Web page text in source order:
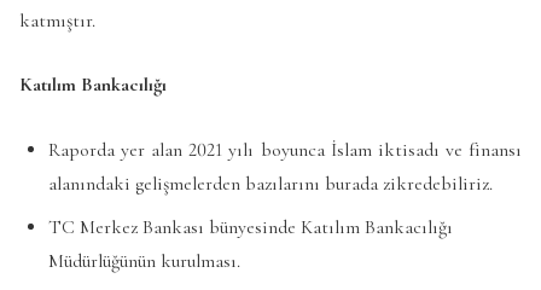
katmıştır.
Katılım Bankacılığı
Raporda yer alan 2021 yılı boyunca İslam iktisadı ve finansı
alanındaki gelişmelerden bazılarını burada zikredebiliriz.
TC Merkez Bankası bünyesinde Katılım Bankacılığı
Müdürlüğünün kurulması.